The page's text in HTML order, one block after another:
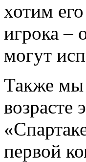
хотим
игрока –
могут
Также мы
возрасте
первой